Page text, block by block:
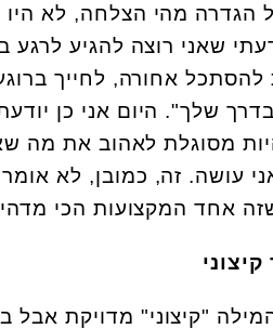
הגדרה מהי הצלחה, לא היו
שאני רוצה להגיע לרגע
אחורה, לחייך
שלך". היום אני כן
מסוגלת לאהוב את מה
עושה. זה, כמובן, לא
אחד המקצועות הכי
"קיצוני" מדויקת אבל